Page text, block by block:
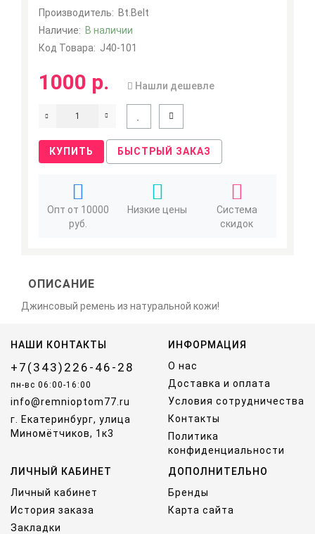
Производитель: Bt.Belt
Наличие: В наличии
Код Товара: J40-101
1000 р. Нашли дешевле
КУПИТЬ БЫСТРЫЙ ЗАКАЗ
Опт от 10000
руб.
Низкие цены
Система
скидок
ОПИСАНИЕ
Джинсовый ремень из натуральной кожи!
НАШИ КОНТАКТЫ
+7(343)226-46-28
пн-вс 06:00-16:00
info@remnioptom77.ru
г. Екатеринбург, улица
Миномётчиков, 1к3
ИНФОРМАЦИЯ
О нас
Доставка и оплата
Условия сотрудничества
Контакты
Политика
конфиденциальности
ЛИЧНЫЙ КАБИНЕТ
Личный кабинет
История заказа
Закладки
ДОПОЛНИТЕЛЬНО
Бренды
Карта сайта